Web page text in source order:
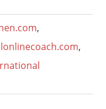
,
,